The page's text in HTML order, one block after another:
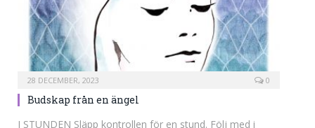
28 DECEMBER, 2023 0
Budskap från en ängel
I STUNDEN Släpp kontrollen för en stund. Följ med i